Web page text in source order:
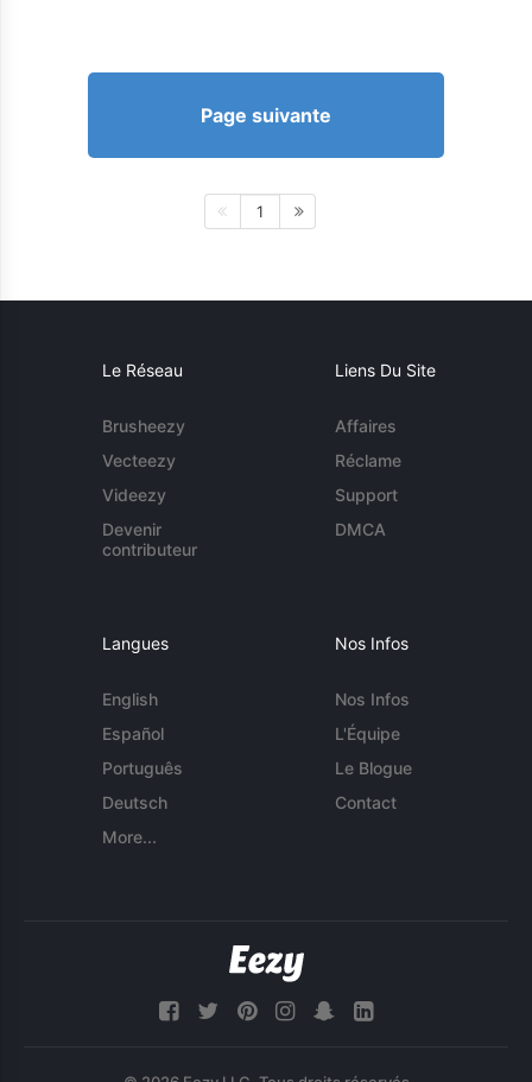
Page suivante
1
Le Réseau
Brusheezy
Vecteezy
Videezy
Devenir
contributeur
Liens Du Site
Affaires
Réclame
Support
DMCA
Langues
English
Español
Português
Deutsch
More...
Nos Infos
Nos Infos
L'Équipe
Le Blogue
Contact